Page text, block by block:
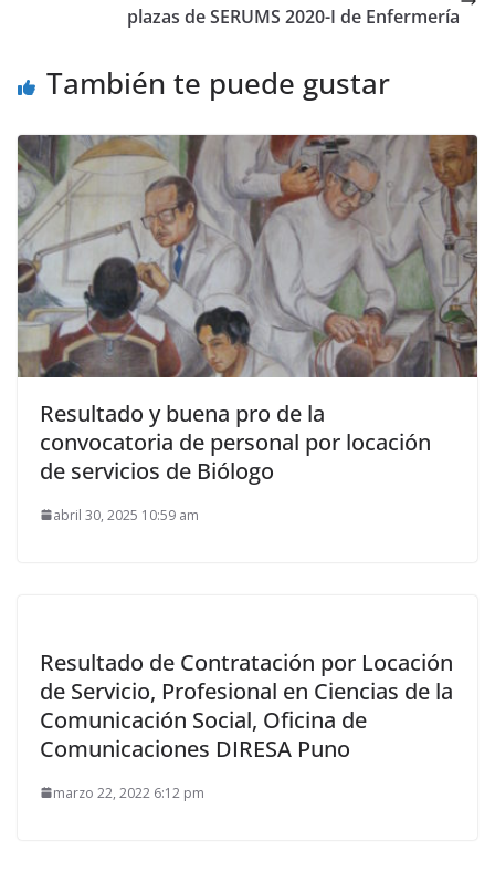
plazas de SERUMS 2020-I de Enfermería
También te puede gustar
Resultado y buena pro de la
convocatoria de personal por locación
de servicios de Biólogo
abril 30, 2025 10:59 am
Resultado de Contratación por Locación
de Servicio, Profesional en Ciencias de la
Comunicación Social, Oficina de
Comunicaciones DIRESA Puno
marzo 22, 2022 6:12 pm